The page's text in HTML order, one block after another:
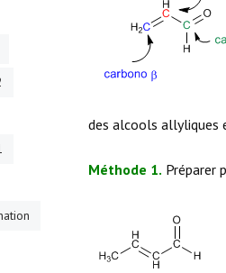
des alcools allyliques
Méthode 1. Préparer